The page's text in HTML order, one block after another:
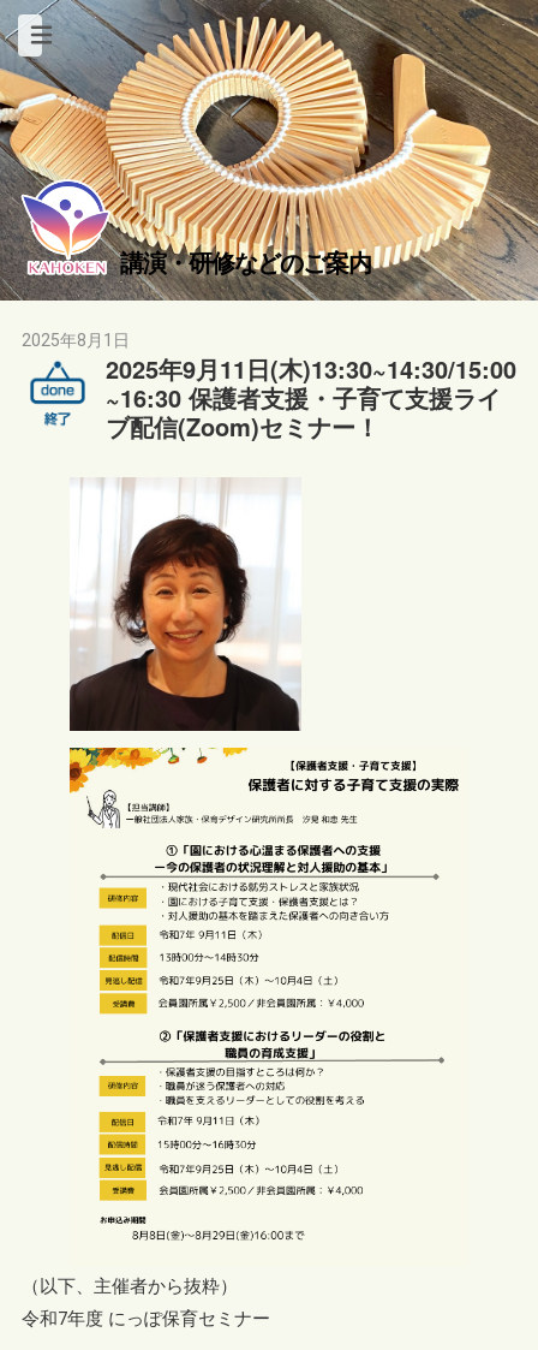
講演・研修などのご案内
2025年8月1日
2025年9月11日(木)13:30~14:30/15:00
~16:30 保護者支援・子育て支援ライ
ブ配信(Zoom)セミナー！
（以下、主催者から抜粋）
令和7年度 にっぽ保育セミナー